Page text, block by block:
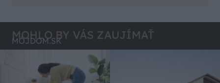
MOHLO BY VÁS ZAUJÍMAŤ
MÔJDOM.SK